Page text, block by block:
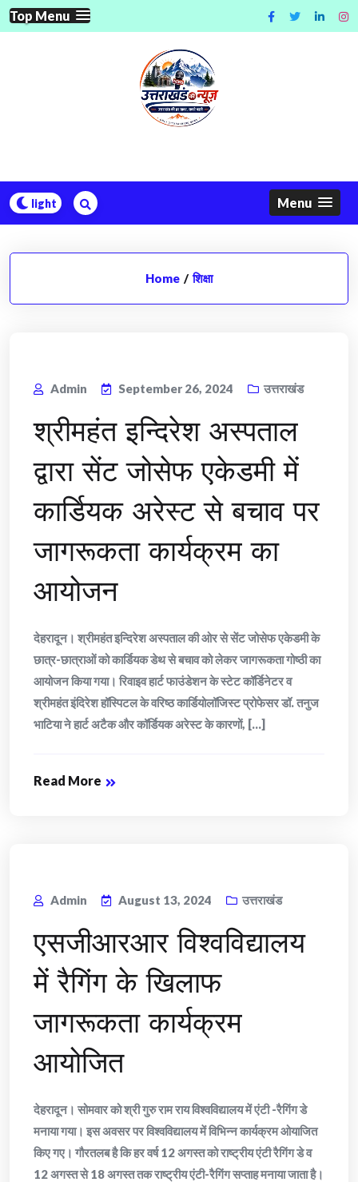
Skip
to
Top Menu
Menu
Home / शिक्षा
Admin September 26, 2024 उत्तराखंड
श्रीमहंत इन्दिरेश अस्पताल
द्वारा सेंट जोसेफ एकेडमी में
कार्डियक अरेस्ट से बचाव पर
जागरूकता कार्यक्रम का
आयोजन
देहरादून। श्रीमहंत इन्दिरेश अस्पताल की ओर से सेंट जोसेफ एकेडमी के
छात्र-छात्राओं को कार्डियक डेथ से बचाव को लेकर जागरूकता गोष्ठी का
आयोजन किया गया। रिवाइव हार्ट फाउंडेशन के स्टेट कॉर्डिनेटर व
श्रीमहंत इंदिरेश हॉस्पिटल के वरिष्ठ कार्डियोलॉजिस्ट प्रोफेसर डॉ. तनुज
भाटिया ने हार्ट अटैक और कॉर्डियक अरेस्ट के कारणों, [...]
Read More
Admin August 13, 2024 उत्तराखंड
एसजीआरआर विश्वविद्यालय
में रैगिंग के खिलाफ
जागरूकता कार्यक्रम
आयोजित
देहरादून। सोमवार को श्री गुरु राम राय विश्वविद्यालय में एंटी -रैगिंग डे
मनाया गया। इस अवसर पर विश्वविद्यालय में विभिन्न कार्यक्रम ओयाजित
किए गए। गौरतलब है कि हर वर्ष 12 अगस्त को राष्ट्रीय एंटी रैगिंग डे व
12 अगस्त से 18 अगस्त तक राष्ट्रीय एंटी-रैगिंग सप्ताह मनाया जाता है।